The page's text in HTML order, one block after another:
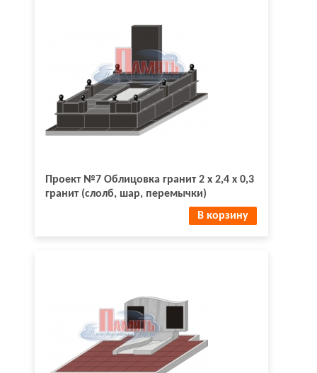
Проект №7 Облицовка гранит 2 х 2,4 х 0,3
гранит (слолб, шар, перемычки)
В корзину